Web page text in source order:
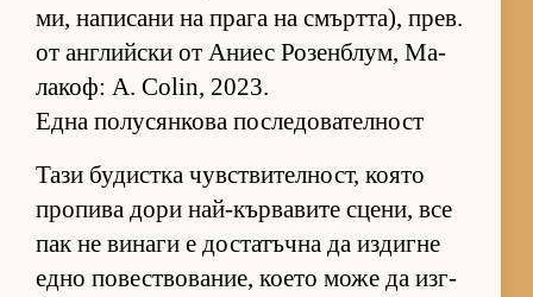
ми, на­пи­сани на прага на смърт­та), прев.
от ан­г­лийски от Аниес Ро­зен­б­лум, Ма­
ла­коф: A. Colin, 2023.
Една полусянкова последователност
Тази бу­дис­тка чув­с­т­ви­тел­ност, ко­ято
про­пива дори най-кър­ва­вите сце­ни, все
пак не ви­наги е дос­та­тъчна да из­дигне
едно по­вес­т­во­ва­ние, ко­ето може да из­г­